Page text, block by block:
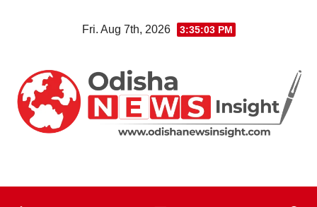
Fri. Aug 7th, 2026 3:35:04 PM